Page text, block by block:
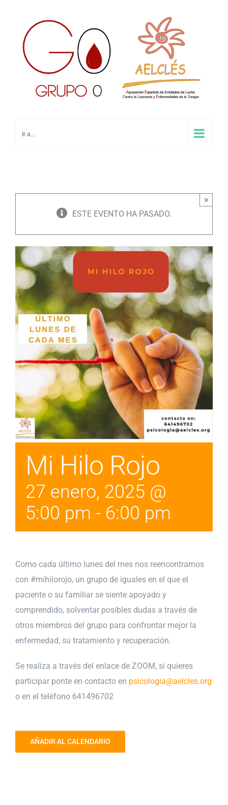
contenido
Ir a...
ESTE EVENTO HA PASADO.
×
Mi Hilo Rojo
27 enero, 2025 @
5:00 pm - 6:00 pm
Como cada último lunes del mes nos reencontramos
con #mihilorojo, un grupo de iguales en el que el
paciente o su familiar se siente apoyado y
comprendido, solventar posibles dudas a través de
otros miembros del grupo para confrontar mejor la
enfermedad, su tratamiento y recuperación.
Se realiza a través del enlace de ZOOM, si quieres
participar ponte en contacto en psicologia@aelcles.org
o en el teléfono 641496702
AÑADIR AL CALENDARIO